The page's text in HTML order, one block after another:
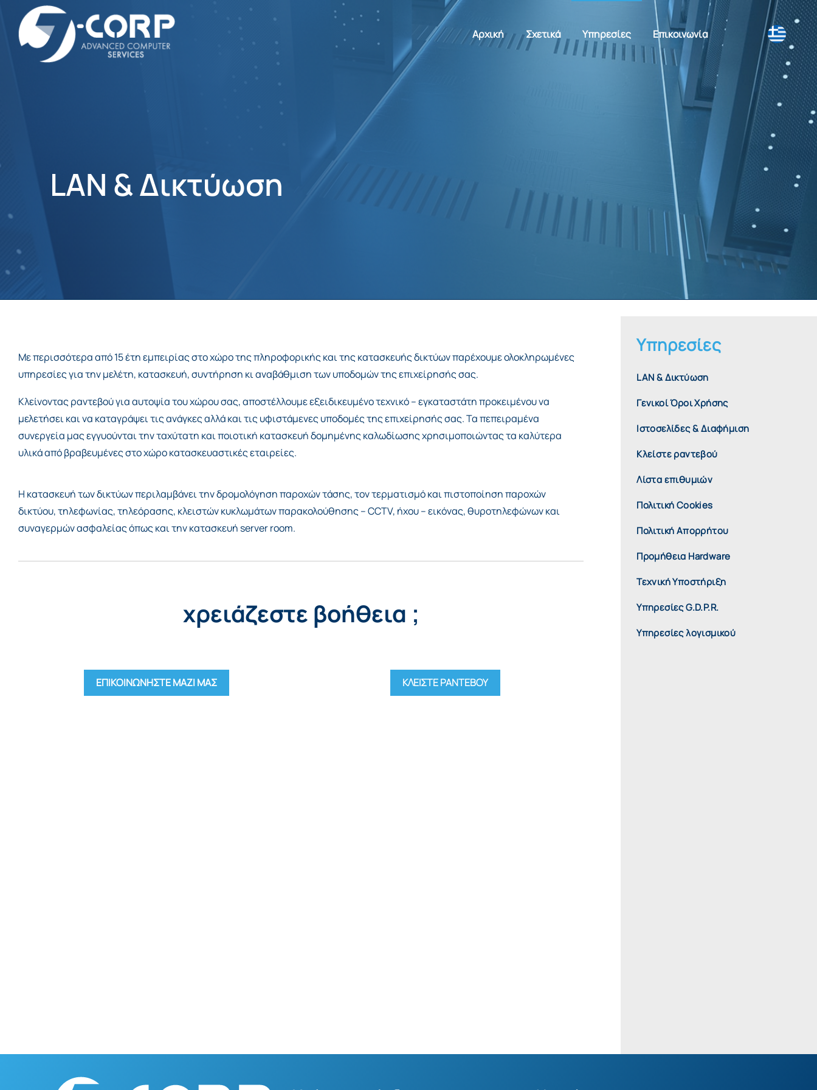
Αρχική Σχετικά Υπηρεσίες Επικοινωνία
LAN & Δικτύωση
Με περισσότερα από 15 έτη εμπειρίας στο χώρο της πληροφορικής και της κατασκευής δικτύων παρέχουμε ολοκληρωμένες
υπηρεσίες για την μελέτη, κατασκευή, συντήρηση κι αναβάθμιση των υποδομών της επιχείρησής σας.
Κλείνοντας ραντεβού για αυτοψία του χώρου σας, αποστέλλουμε εξειδικευμένο τεχνικό – εγκαταστάτη προκειμένου να
μελετήσει και να καταγράψει τις ανάγκες αλλά και τις υφιστάμενες υποδομές της επιχείρησής σας. Τα πεπειραμένα
συνεργεία μας εγγυούνται την ταχύτατη και ποιοτική κατασκευή δομημένης καλωδίωσης χρησιμοποιώντας τα καλύτερα
υλικά από βραβευμένες στο χώρο κατασκευαστικές εταιρείες.
Η κατασκευή των δικτύων περιλαμβάνει την δρομολόγηση παροχών τάσης, τον τερματισμό και πιστοποίηση παροχών
δικτύου, τηλεφωνίας, τηλεόρασης, κλειστών κυκλωμάτων παρακολούθησης – CCTV, ήχου – εικόνας, θυροτηλεφώνων και
συναγερμών ασφαλείας όπως και την κατασκευή server room.
xρειάζεστε βοήθεια ;
ΕΠΙΚΟΙΝΩΝΗΣΤΕ ΜΑΖΙ ΜΑΣ ΚΛΕΙΣΤΕ ΡΑΝΤΕΒΟΥ
Υπηρεσίες
LAN & Δικτύωση
Γενικοί Όροι Χρήσης
Ιστοσελίδες & Διαφήμιση
Κλείστε ραντεβού
Λίστα επιθυμιών
Πολιτική Cookies
Πολιτική Απορρήτου
Προμήθεια Hardware
Τεχνική Υποστήριξη
Υπηρεσίες G.D.P.R.
Υπηρεσίες λογισμικού